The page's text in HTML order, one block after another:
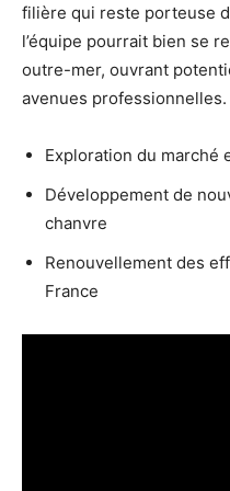
filière qui reste porteuse
l’équipe pourrait bien se
outre-mer, ouvrant
avenues professionnelles.
Exploration du marché
Développement de
chanvre
Renouvellement des
France